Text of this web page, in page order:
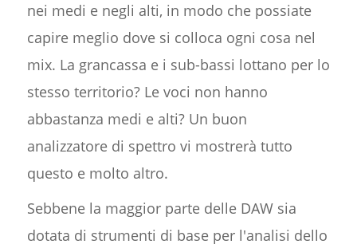
nei medi e negli alti, in modo che possiate
capire meglio dove si colloca ogni cosa nel
mix. La grancassa e i sub-bassi lottano per lo
stesso territorio? Le voci non hanno
abbastanza medi e alti? Un buon
analizzatore di spettro vi mostrerà tutto
questo e molto altro.
Sebbene la maggior parte delle DAW sia
dotata di strumenti di base per l'analisi dello